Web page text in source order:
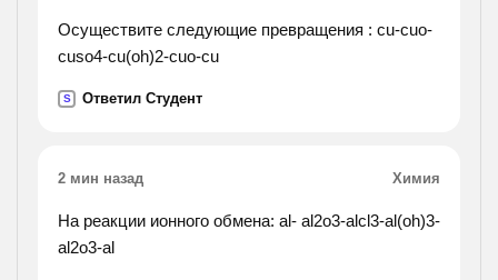
Осуществите следующие превращения : cu-cuo-
cuso4-cu(oh)2-cuo-cu
S Ответил Студент
2 мин назад Химия
На реакции ионного обмена: al- al2o3-alcl3-al(oh)3-
al2o3-al